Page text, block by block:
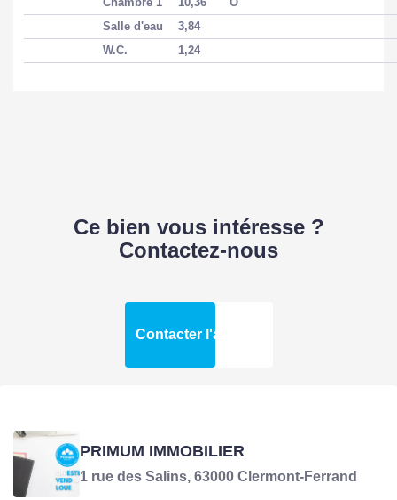
Salle d'eau
3,84
W.C.
1,24
Ce bien vous intéresse ?
Contactez-nous
Contacter l'agence
PRIMUM IMMOBILIER
1 rue des Salins, 63000 Clermont-Ferrand